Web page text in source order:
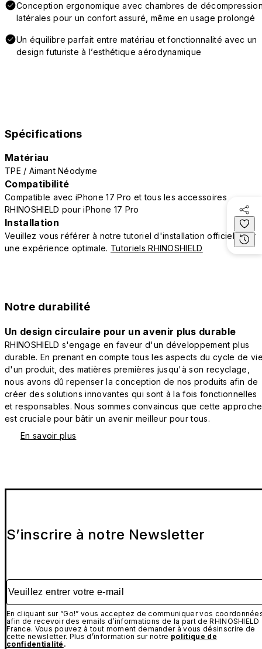
Conception ergonomique avec chambres de
latérales pour un confort assuré, même en usage prolongé
Un équilibre parfait entre matériau et fonctionnalité avec un
design futuriste à l’esthétique aérodynamique
Spécifications
Matériau
TPE / Aimant Néodyme
Compatibilité
Compatible avec iPhone 17 Pro et tous les accessoires
RHINOSHIELD pour iPhone 17 Pro
Installation
Veuillez vous référer à notre tutoriel d'installation officiel pour
une expérience optimale. Tutoriels RHINOSHIELD
Notre durabilité
Un design circulaire pour un avenir plus durable
RHINOSHIELD s'engage en faveur d'un développement plus
durable. En prenant en compte tous les aspects du cycle de
d'un produit, des matières premières jusqu'à son recyclage,
nous avons dû repenser la conception de nos produits afin de
créer des solutions innovantes qui sont à la fois fonctionnelles
et responsables. Nous sommes convaincus que cette approche
est cruciale pour bâtir un avenir meilleur pour tous.
En savoir plus
S’inscrire à notre Newsletter
Veuillez entrer votre e-mail
En cliquant sur “Go!” vous acceptez de communiquer vos
afin de recevoir des emails d’informations de la part de RHINOSHIELD
France. Vous pouvez à tout moment demander à vous désinscrire de
cette newsletter. Plus d’information sur notre politique de
confidentialité .